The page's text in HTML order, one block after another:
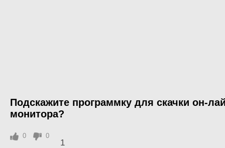
Подскажите программку для скачки он-
монитора?
1
0 0